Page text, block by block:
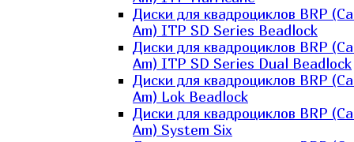
Диски для квадроциклов BRP
Am) ITP SD Series Beadlock
Диски для квадроциклов BRP
Am) ITP SD Series Dual Beadlock
Диски для квадроциклов BRP
Am) Lok Beadlock
Диски для квадроциклов BRP
Am) System Six